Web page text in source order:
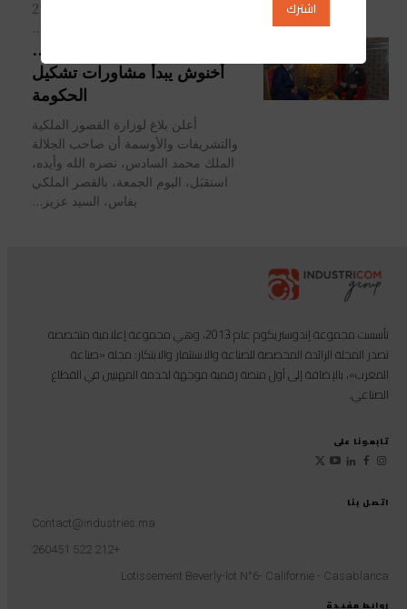
للعام 2021. وفي اجتماع عُقد يوم الثلاثاء 21
بعد تعيينه من طرف جلالة الملك..
أخنوش يبدأ مشاورات تشكيل
الحكومة
أعلن بلاغ لوزارة القصور الملكية
والتشريفات والأوسمة أن صاحب الجلالة
الملك محمد السادس، نصره الله وأيده،
استقبَل، اليوم الجمعة، بالقصر الملكي
بفاس، السيد عزيز...
روابط مفيدة
اتصل بنا
Contact@industries.ma
+212 522 260451
Lotissement Beverly-lot N°6- Californie - Casablanca
تأسست مجموعة إندوستريكوم عام 2013، وهي مجموعة إعلامية متخصصة
تصدر المجلة الرائدة المخصصة للصناعة والاستثمار والابتكار: مجلة «صناعة
المغرب»، بالإضافة إلى أول منصة رقمية موجهة لخدمة المهنيين في القطاع
الصناعي.
تابعونا على